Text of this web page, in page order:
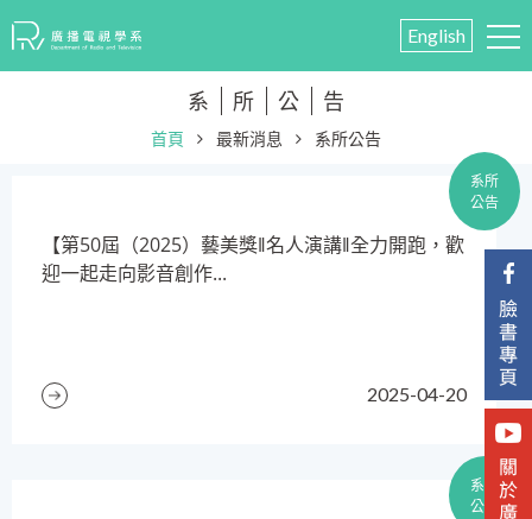
English
系 所 公 告
首頁 最新消息 系所公告
系所
公告
2025-04-20
​【第50屆（2025）藝美獎‖名人演講‖全力開跑，歡
迎一起走向影音創作...
系所
公告